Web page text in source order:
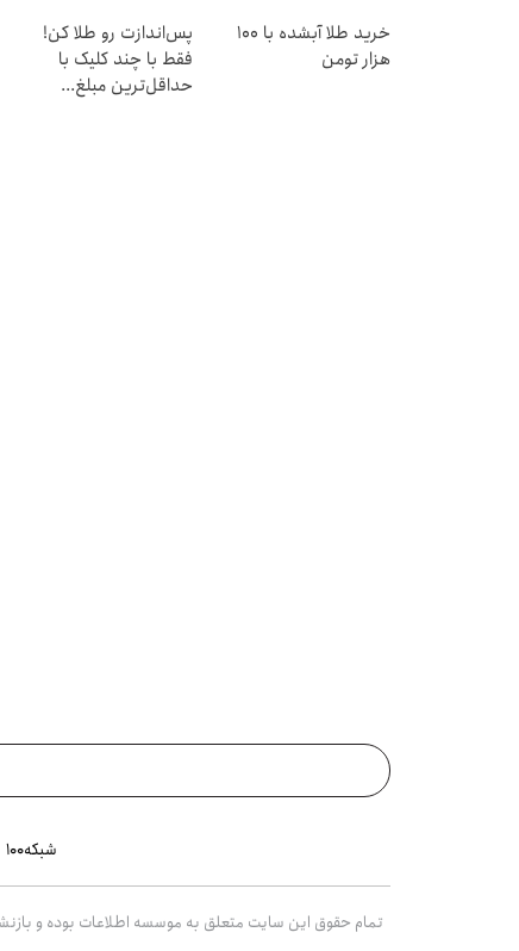
خرید طلا آبشده با 100
هزار تومن
پس‌اندازت رو طلا کن!
فقط با چند کلیک با
حداقل‌ترین مبلغ...
شبکه۱۰۰
تمام حقوق این سایت متعلق به موسسه اطلاعات بوده و